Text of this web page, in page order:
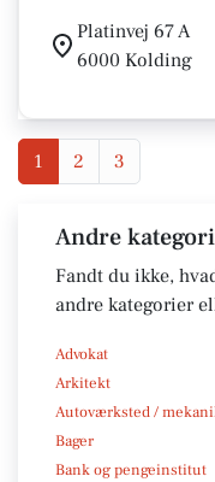
Platinvej 67 A
6000 Kolding
1 2 3
Andre
Fandt du ikke,
andre kategorier
Advokat
Arkitekt
Autoværksted /
Bager
Bank og pengeinstitut